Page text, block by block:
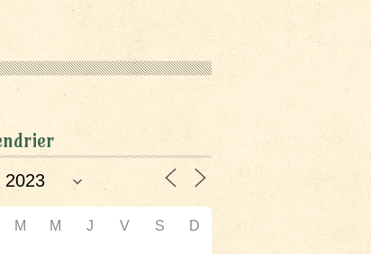
M M J V S D